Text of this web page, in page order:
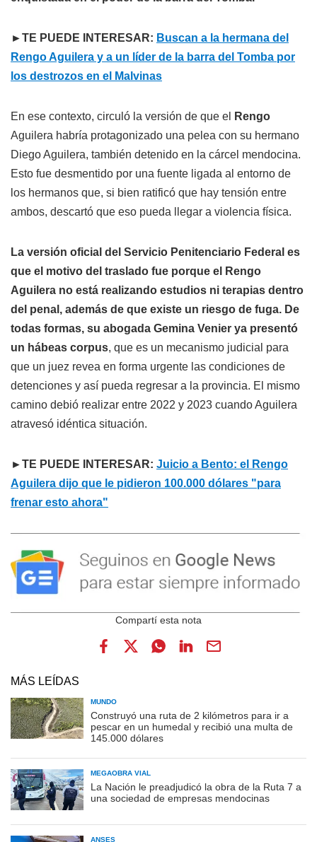
►TE PUEDE INTERESAR: Buscan a la hermana del
Rengo Aguilera y a un líder de la barra del Tomba por
los destrozos en el Malvinas
En ese contexto, circuló la versión de que el
Rengo
Aguilera habría protagonizado una pelea con su hermano
Diego Aguilera, también detenido en la cárcel mendocina.
Esto fue desmentido por una fuente ligada al entorno de
los hermanos que, si bien ratificó que hay tensión entre
ambos, descartó que eso pueda llegar a violencia física.
La versión oficial del Servicio Penitenciario Federal es
que el motivo del traslado fue porque el Rengo
Aguilera no está realizando estudios ni terapias dentro
del penal, además de que existe un riesgo de fuga. De
todas formas, su abogada Gemina Venier ya presentó
un hábeas corpus, que es un mecanismo judicial para
que un juez revea en forma urgente las condiciones de
detenciones y así pueda regresar a la provincia. El mismo
camino debió realizar entre 2022 y 2023 cuando Aguilera
atravesó idéntica situación.
►TE PUEDE INTERESAR: Juicio a Bento: el Rengo
Aguilera dijo que le pidieron 100.000 dólares "para
frenar esto ahora"
MÁS LEÍDAS
MUNDO
Construyó una ruta de 2 kilómetros para ir a
pescar en un humedal y recibió una multa de
145.000 dólares
MEGAOBRA VIAL
La Nación le preadjudicó la obra de la Ruta 7 a
una sociedad de empresas mendocinas
ANSES